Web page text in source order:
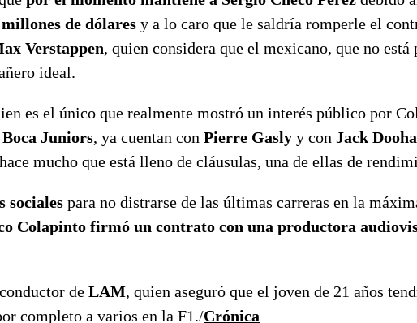
de dólares y a lo caro que le saldría romperle el
Verstappen, quien considera que el mexicano, que no está
ideal.
es el único que realmente mostró un interés público por
Boca Juniors, ya cuentan con Pierre Gasly y con Jack
mucho que está lleno de cláusulas, una de ellas de
sociales para no distrarse de las últimas carreras en la
Colapinto firmó un contrato con una productora
de LAM, quien aseguró que el joven de 21 años
completo a varios en la F1./Crónica